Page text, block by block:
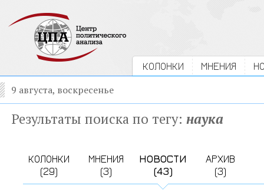
КОЛОНКИ МНЕНИЯ
9 августа, воскресенье
Результаты поиска по тегу: наука
КОЛОНКИ
(29)
МНЕНИЯ
(3)
НОВОСТИ
(43)
АРХИВ
(3)